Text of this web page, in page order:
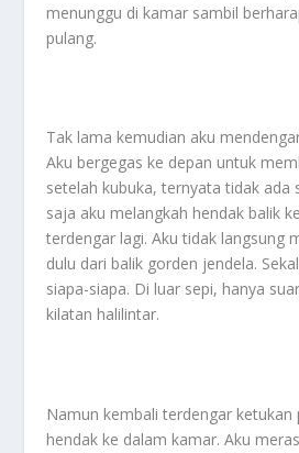
menunggu di kamar sambil
pulang.
Tak lama kemudian aku
Aku bergegas ke depan untuk
setelah kubuka, ternyata tidak ada
saja aku melangkah hendak balik
terdengar lagi. Aku tidak langsung
dulu dari balik gorden jendela.
siapa-siapa. Di luar sepi, hanya
kilatan halilintar.
Namun kembali terdengar ketukan
hendak ke dalam kamar. Aku